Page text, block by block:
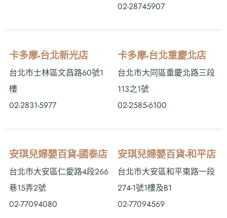
02-28745907
卡多摩-台北新光店
台北市士林區文昌路60號1
樓
02-2831-5977
卡多摩-台北重慶北店
台北市大同區重慶北路三段
113之1號
02-2585-6100
安琪兒婦嬰百貨-國泰店
台北市大安區仁愛路4段266
巷15弄2號
02-77094080
安琪兒婦嬰百貨-和平店
台北市大安區和平東路一段
274-1號1樓及B1
02-77094569